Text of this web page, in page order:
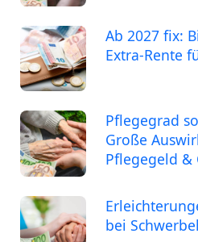
Ab 2027 fix:
Extra-Rente
Pflegegrad
Große
Pflegegeld &
bei